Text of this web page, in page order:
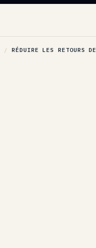
/ RÉDUIRE LES RETOURS